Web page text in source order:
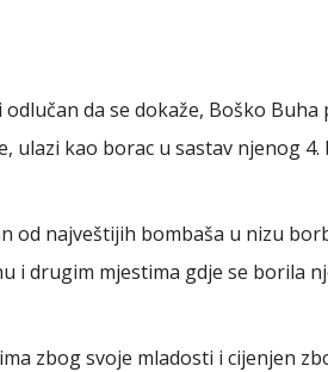
da se dokaže, Boško
ulazi kao borac u sastav njenog 4.
od najveštijih bombaša u nizu
i drugim mjestima gdje se borila
zbog svoje mladosti i cijenjen